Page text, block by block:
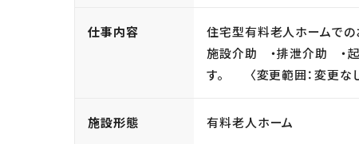
仕事内容
住宅型有料老人ホームで
施設介助 ・排泄介助 ・
す。 〈変更範囲：変更な
施設形態 有料老人ホーム